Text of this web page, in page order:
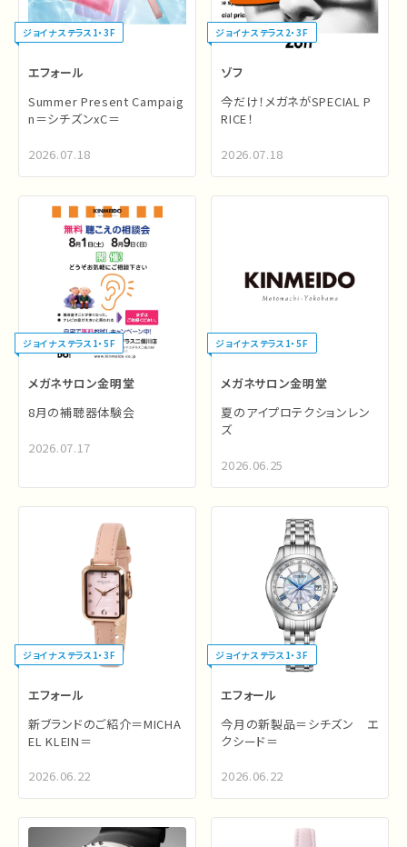
ジョイナステラス1・3F
エフォール
Summer Present Campaig
n＝シチズンxC＝
2026.07.18
ジョイナステラス2・3F
ゾフ
今だけ！メガネがSPECIAL P
RICE！
2026.07.18
ジョイナステラス1・5F
メガネサロン金明堂
8月の補聴器体験会
2026.07.17
ジョイナステラス1・5F
メガネサロン金明堂
夏のアイプロテクションレン
ズ
2026.06.25
ジョイナステラス1・3F
エフォール
新ブランドのご紹介＝MICHA
EL KLEIN＝
2026.06.22
ジョイナステラス1・3F
エフォール
今月の新製品＝シチズン エ
クシード＝
2026.06.22